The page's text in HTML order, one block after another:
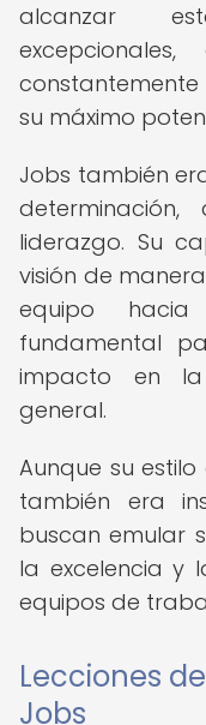
alcanzar
su máximo
Jobs también
liderazgo. Su
visión de
equipo
fundamental
impacto en la
general.
Aunque su
también era
buscan emular
la excelencia y
equipos de
Lecciones
Jobs